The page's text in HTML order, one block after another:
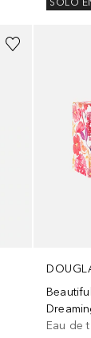
SOLO
Eau de